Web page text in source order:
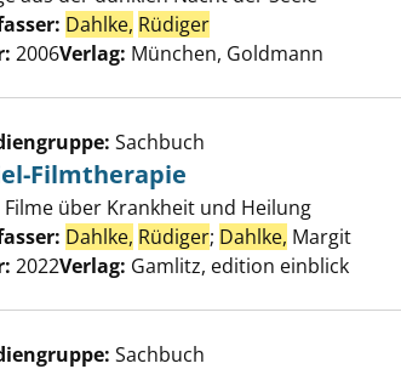
Dahlke, Rüdiger
2006Verlag: München, Goldmann
Details von Spiel-Filmtherapie anzeigen
Sachbuch
Filmtherapie
Filme über Krankheit und Heilung
Dahlke, Rüdiger; Dahlke, Margit
2022Verlag: Gamlitz, edition einblick
Sachbuch